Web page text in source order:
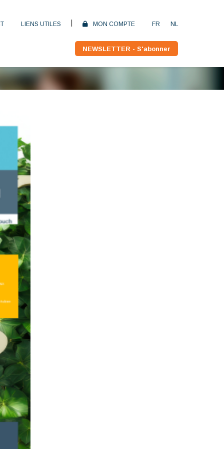
LIENS UTILES MON COMPTE FR NL
NEWSLETTER - S'abonner